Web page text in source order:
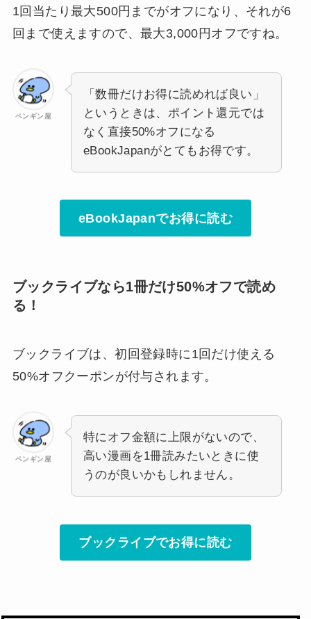
1回当たり最大500円までがオフになり、それが6
回まで使えますので、最大3,000円オフですね。
ペンギン屋
「数冊だけお得に読めれば良い」
というときは、ポイント還元では
なく直接50%オフになる
eBookJapanがとてもお得です。
eBookJapanでお得に読む
ブックライブなら1冊だけ50%オフで読め
る！
ブックライブは、初回登録時に1回だけ使える
50%オフクーポンが付与されます。
ペンギン屋
特にオフ金額に上限がないので、
高い漫画を1冊読みたいときに使
うのが良いかもしれません。
ブックライブでお得に読む